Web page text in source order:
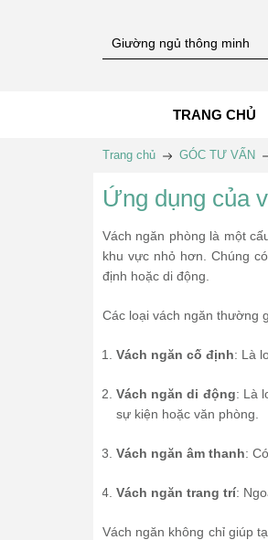
TRANG CHỦ
Trang chủ GÓC TƯ VẤN
Ứng dụng của
Vách ngăn phòng là một
khu vực nhỏ hơn. Chúng
định hoặc di động.
Các loại vách ngăn thường
Vách ngăn cố định: Là
Vách ngăn di động: Là
sự kiện hoặc văn phòng.
Vách ngăn âm thanh:
Vách ngăn trang trí:
Vách ngăn không chỉ giúp